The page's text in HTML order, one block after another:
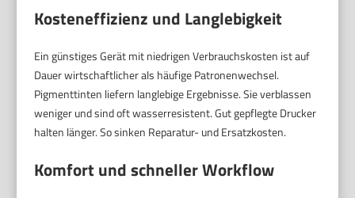
Kosteneffizienz und Langlebigkeit
Ein günstiges Gerät mit niedrigen Verbrauchskosten ist auf
Dauer wirtschaftlicher als häufige Patronenwechsel.
Pigmenttinten liefern langlebige Ergebnisse. Sie verblassen
weniger und sind oft wasserresistent. Gut gepflegte Drucker
halten länger. So sinken Reparatur- und Ersatzkosten.
Komfort und schneller Workflow